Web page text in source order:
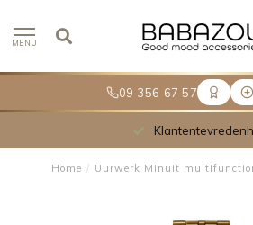
09 356 67 57
MENU
Home / Uurwerk Minuit